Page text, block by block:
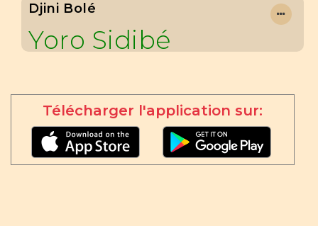
Djini Bolé
Yoro Sidibé
Télécharger l'application sur: